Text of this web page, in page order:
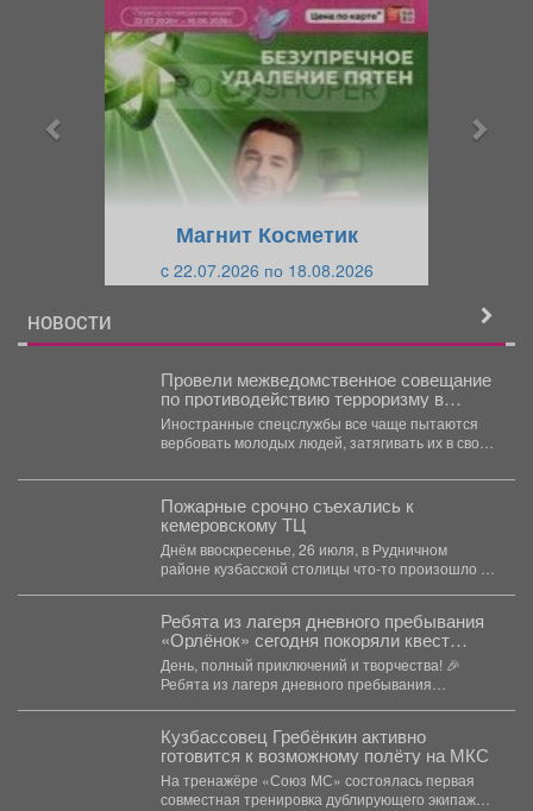
Магнит Косметик
c 22.07.2026 по 18.08.2026
НОВОСТИ
Провели межведомственное совещание
по противодействию терроризму в
информационной сфере.
Иностранные спецслужбы все чаще пытаются
вербовать молодых людей, затягивать их в свои
Пожарные срочно съехались к
кемеровскому ТЦ
Днём ввоскресенье, 26 июля, в Рудничном
районе кузбасской столицы что-то произошло в
Ребята из лагеря дневного пребывания
«Орлёнок» сегодня покоряли квест
«Твори. Выдумывай. Пробуй»!
День, полный приключений и творчества! 🎉
Ребята из лагеря дневного пребывания
Кузбассовец Гребёнкин активно
готовится к возможному полёту на МКС
На тренажёре «Союз МС» состоялась первая
совместная тренировка дублирующего экипажа